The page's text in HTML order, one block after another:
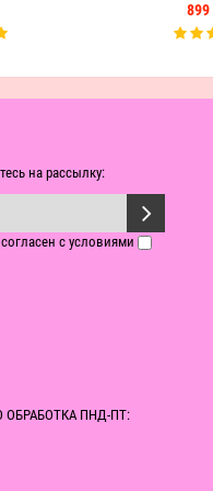
899
на рассылку:
с условиями
ОБРАБОТКА ПНД-ПТ: